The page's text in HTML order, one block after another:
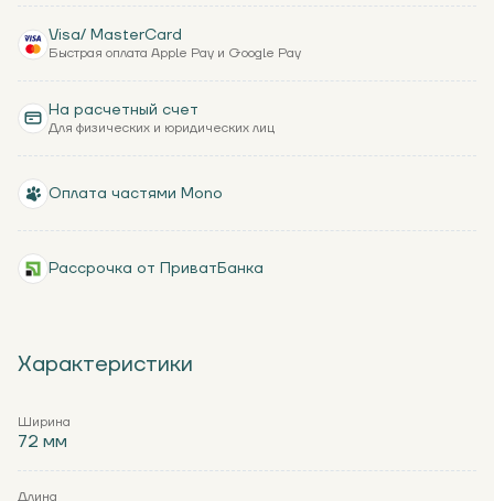
Характеристики
Ширина
72 мм
Длина
Visa/ MasterCard
Быстрая оплата Apple Pay и Google Pay
На расчетный счет
Для физических и юридических лиц
Оплата частями Mono
Рассрочка от ПриватБанка